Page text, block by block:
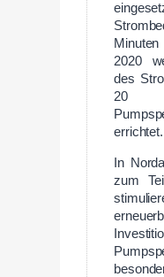
2020
des
20
errichtet.
In
zum